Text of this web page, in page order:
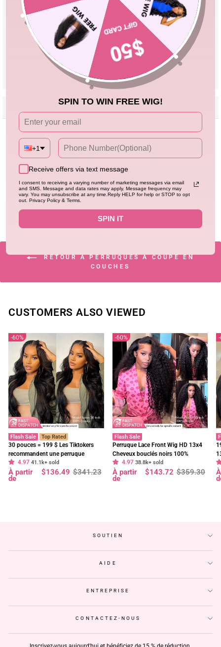
Product Details
Material
High Quality 100% Human Hair
Pre Cut Lace
Yes, Leave a Note If You Need Reserve
Lace
Can Be Middle Part/Side Part/Free Part
Adjustable Cap 18''-24''
VIEW MORE
Avis Clients
Soyez le premier à écrire un avis
Écrire un avis
RETOUR À PERRUQUES À COUPE EN
COUCHES
CUSTOMERS ALSO VIEWED
60%
Flash Sale Top Rated
30 pouces = 199 $ Les Tiktokers
recommandent une perruque
frontale en dentelle HD Body Wave
à 180 % de densité, pré-décolorée,
sans colle - Geeta Hair
4.97 41.1k+ sold
Prix
régulier
$341.23
Prix
réduit
À partir
de
$136.49
60%
Flash Sale
Perruque Lace Front Wig HD 13x4
Cheveux bouclés noirs 100%
cheveux humains vierges pré-épilés
- Geeta Hair
4.97 38.8k+ sold
Prix
régulier
$359.30
Prix
réduit
À partir
de
$143.72
SOUTIEN
AIDE
ENTREPRISE
CONTACTEZ-NOUS
SPIN TO WIN FREE WIG!
+1
Receive offers via text message
I consent to receiving a varying number of marketing messages via email
and SMS. Message and data rates may apply. Message frequency may
vary. You may unsubscribe at any time.Reply HELP for help or STOP to opt
out. Privacy Policy & Terms.
SPIN IT